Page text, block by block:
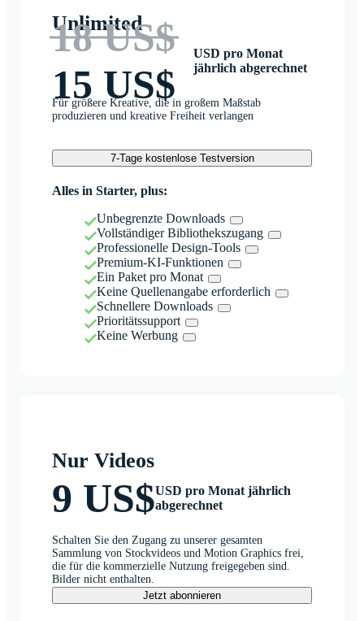
Unlimited
18 US$
15 US$
USD pro Monat
jährlich abgerechnet
Für größere Kreative, die in großem Maßstab
produzieren und kreative Freiheit verlangen
7-Tage kostenlose Testversion
Alles in Starter, plus:
Unbegrenzte Downloads
Vollständiger Bibliothekszugang
Professionelle Design-Tools
Premium-KI-Funktionen
Ein Paket pro Monat
Keine Quellenangabe erforderlich
Schnellere Downloads
Prioritätssupport
Keine Werbung
Nur Videos
9 US$USD pro Monat jährlich
abgerechnet
Schalten Sie den Zugang zu unserer gesamten
Sammlung von Stockvideos und Motion Graphics frei,
die für die kommerzielle Nutzung freigegeben sind.
Bilder nicht enthalten.
Jetzt abonnieren